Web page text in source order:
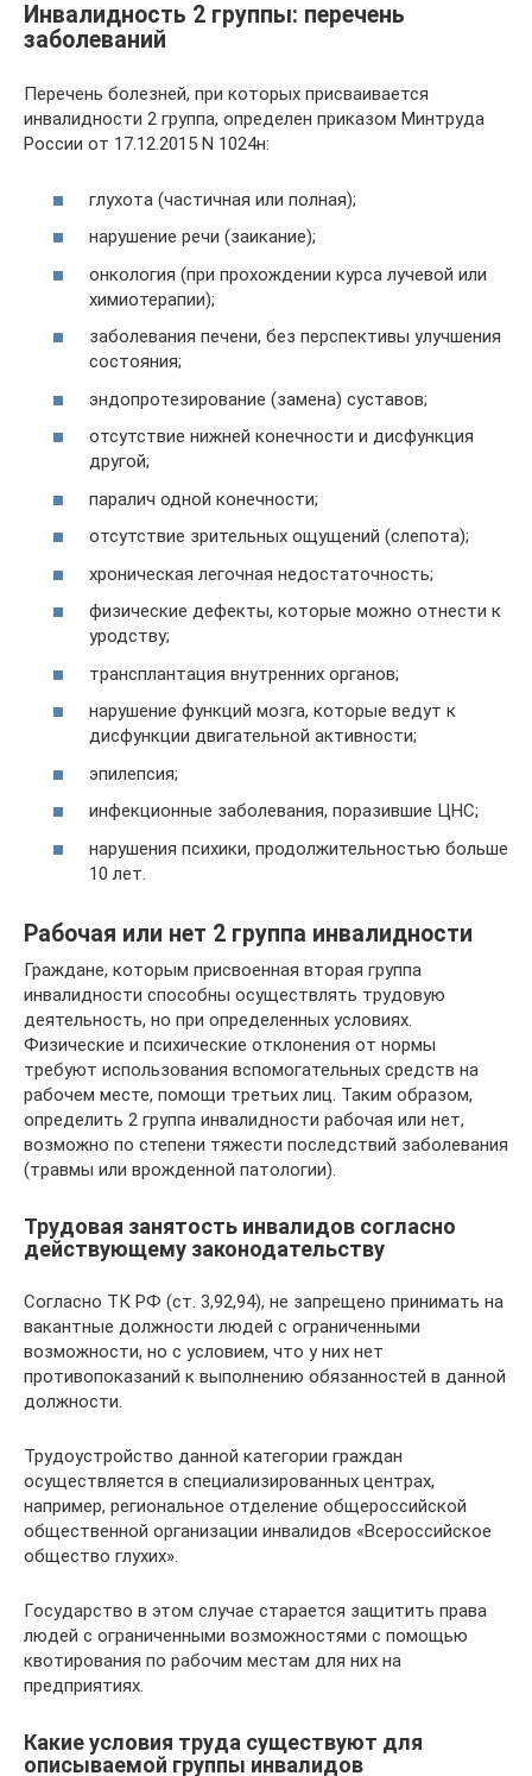
Инвалидность 2 группы: перечень
заболеваний
Перечень болезней, при которых присваивается
инвалидности 2 группа, определен приказом Минтруда
России от 17.12.2015 N 1024н:
глухота (частичная или полная);
нарушение речи (заикание);
онкология (при прохождении курса лучевой или
химиотерапии);
заболевания печени, без перспективы улучшения
состояния;
эндопротезирование (замена) суставов;
отсутствие нижней конечности и дисфункция
другой;
паралич одной конечности;
отсутствие зрительных ощущений (слепота);
хроническая легочная недостаточность;
физические дефекты, которые можно отнести к
уродству;
трансплантация внутренних органов;
нарушение функций мозга, которые ведут к
дисфункции двигательной активности;
эпилепсия;
инфекционные заболевания, поразившие ЦНС;
нарушения психики, продолжительностью больше
10 лет.
Рабочая или нет 2 группа инвалидности
Граждане, которым присвоенная вторая группа
инвалидности способны осуществлять трудовую
деятельность, но при определенных условиях.
Физические и психические отклонения от нормы
требуют использования вспомогательных средств на
рабочем месте, помощи третьих лиц. Таким образом,
определить 2 группа инвалидности рабочая или нет,
возможно по степени тяжести последствий заболевания
(травмы или врожденной патологии).
Трудовая занятость инвалидов согласно
действующему законодательству
Согласно ТК РФ (ст. 3,92,94), не запрещено принимать на
вакантные должности людей с ограниченными
возможности, но с условием, что у них нет
противопоказаний к выполнению обязанностей в данной
должности.
Трудоустройство данной категории граждан
осуществляется в специализированных центрах,
например, региональное отделение общероссийской
общественной организации инвалидов «Всероссийское
общество глухих».
Государство в этом случае старается защитить права
людей с ограниченными возможностями с помощью
квотирования по рабочим местам для них на
предприятиях.
Какие условия труда существуют для
описываемой группы инвалидов